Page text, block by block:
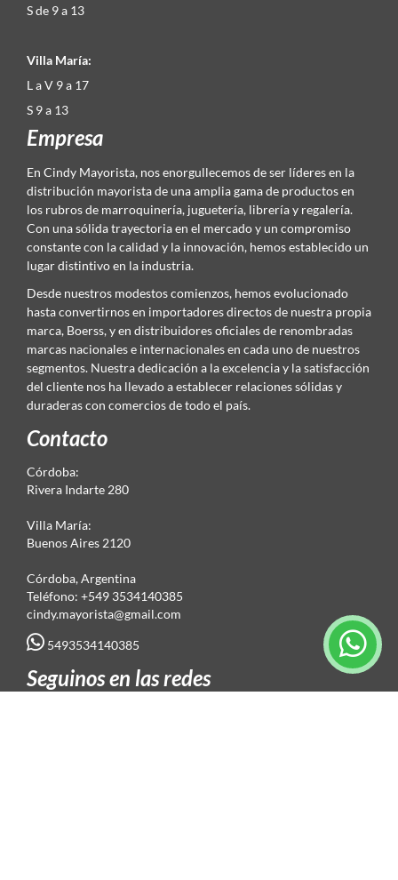
S de 9 a 13
Villa María:
L a V 9 a 17
S 9 a 13
Empresa
En Cindy Mayorista, nos enorgullecemos de ser líderes en la
distribución mayorista de una amplia gama de productos en
los rubros de marroquinería, juguetería, librería y regalería.
Con una sólida trayectoria en el mercado y un compromiso
constante con la calidad y la innovación, hemos establecido un
lugar distintivo en la industria.
Desde nuestros modestos comienzos, hemos evolucionado
hasta convertirnos en importadores directos de nuestra propia
marca, Boerss, y en distribuidores oficiales de renombradas
marcas nacionales e internacionales en cada uno de nuestros
segmentos. Nuestra dedicación a la excelencia y la satisfacción
del cliente nos ha llevado a establecer relaciones sólidas y
duraderas con comercios de todo el país.
Contacto
Córdoba:
Rivera Indarte 280
Villa María:
Buenos Aires 2120
Córdoba, Argentina
Teléfono: +549 3534140385
cindy.mayorista@gmail.com
5493534140385
Seguinos en las redes